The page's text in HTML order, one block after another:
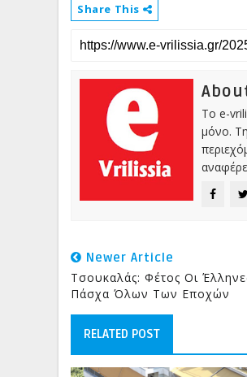
Share This
Το e-
μόνο.
Newer Article
Τσουκαλάς: Φέτος Οι
Πάσχα Όλων Των Εποχών
RELATED POST